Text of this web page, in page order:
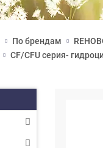
По брендам
CF/CFU серия-